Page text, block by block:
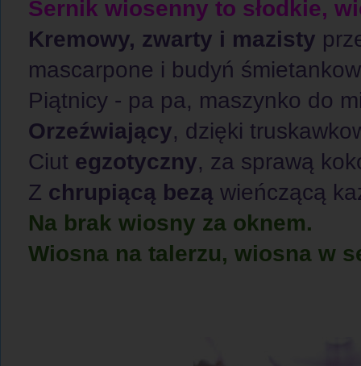
Sernik wiosenny to słodkie,
Kremowy, zwarty i mazisty
mascarpone i budyń
Piątnicy - pa pa, maszynko do
Orzeźwiający, dzięki
Ciut egzotyczny, za sprawą
Z chrupiącą bezą wieńczącą
Na brak wiosny za oknem.
Wiosna na talerzu, wiosna w